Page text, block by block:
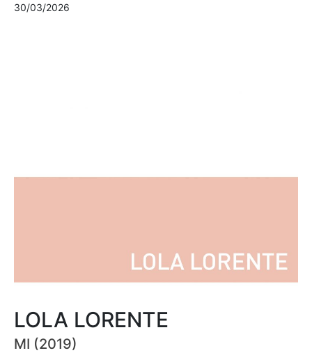
30/03/2026
LOLA LORENTE
MI (2019)